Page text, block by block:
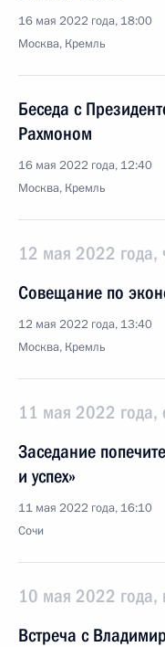
16 мая 2022 года, 18:00
Москва, Кремль
Беседа с
Рахмоном
16 мая 2022 года, 12:40
Москва, Кремль
12 мая 2022 года,
Совещание по
12 мая 2022 года, 13:40
Москва, Кремль
11 мая 2022 года,
Заседание
и успех»
11 мая 2022 года, 16:10
Сочи
10 мая 2022 года,
Встреча с